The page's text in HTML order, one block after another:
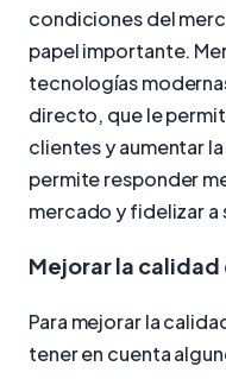
condiciones del
papel importante.
tecnologías
directo, que le
clientes y aumentar
permite responder
mercado y fidelizar a
Mejorar la calidad
Para mejorar la
tener en cuenta